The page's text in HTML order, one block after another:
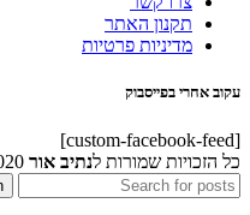
תקנון האתר
מדיניות פרטיות
עקוב אחרי בפייסבוק
[custom-facebook-feed]
כל הזכויות שמורות לנתיב אור 2020 האתר